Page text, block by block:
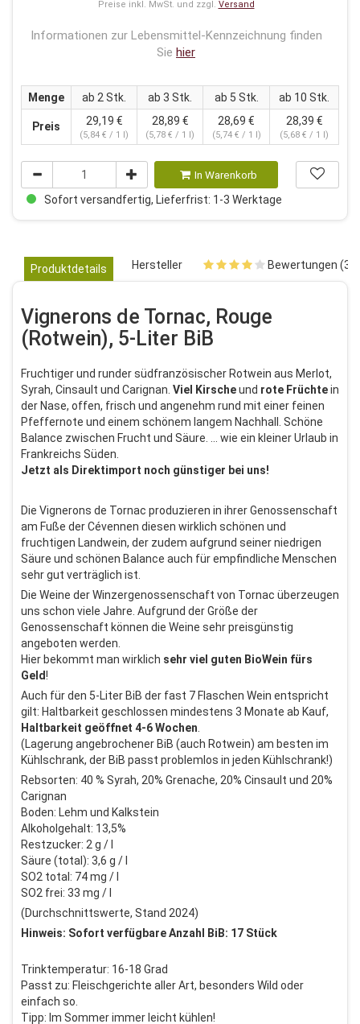
Preise inkl. MwSt. und zzgl. Versand
Informationen zur Lebensmittel-Kennzeichnung finden
Sie hier
Menge ab 2 Stk. ab 3 Stk. ab 5 Stk. ab 10 Stk.
Preis 29,19 €
(5,84 € / 1 l)
28,89 €
(5,78 € / 1 l)
28,69 €
(5,74 € / 1 l)
28,39 €
(5,68 € / 1 l)
In Warenkorb
Sofort versandfertig, Lieferfrist: 1-3 Werktage
Produktdetails Hersteller Bewertungen (3)
Vignerons de Tornac, Rouge
(Rotwein), 5-Liter BiB
Fruchtiger und runder südfranzösischer Rotwein aus Merlot,
Syrah, Cinsault und Carignan. Viel Kirscheund rote Früchtein
der Nase, offen, frisch und angenehm rund mit einer feinen
Pfeffernote und einem schönem langem Nachhall. Schöne
Balance zwischen Frucht und Säure. ... wie ein kleiner Urlaub in
Frankreichs Süden.
Jetzt als Direktimport noch günstiger bei uns!
Die Vignerons de Tornac produzieren in ihrer Genossenschaft
am Fuße der Cévennen diesen wirklich schönen und
fruchtigen Landwein, der zudem aufgrund seiner niedrigen
Säure und schönen Balance auch für empfindliche Menschen
sehr gut verträglich ist.
Die Weine der Winzergenossenschaft von Tornac überzeugen
uns schon viele Jahre. Aufgrund der Größe der
Genossenschaft können die Weine sehr preisgünstig
angeboten werden.
Hier bekommt man wirklich sehr viel guten BioWein fürs
Geld!
Auch für den 5-Liter BiB der fast 7 Flaschen Wein entspricht
gilt: Haltbarkeit geschlossen mindestens 3 Monate ab Kauf,
Haltbarkeit geöffnet 4-6 Wochen
(Lagerung angebrochener BiB (auch Rotwein) am besten im
Kühlschrank, der BiB passt problemlos in jeden Kühlschrank!)
Rebsorten: 40 % Syrah, 20% Grenache, 20% Cinsault und 20%
Carignan
Boden: Lehm und Kalkstein
Alkoholgehalt: 13,5%
Restzucker: 2 g / l
Säure (total): 3,6 g / l
SO2 total: 74 mg / l
SO2 frei: 33 mg / l
(Durchschnittswerte, Stand 2024)
Hinweis: Sofort verfügbare Anzahl BiB: 17 Stück
Trinktemperatur: 16-18 Grad
Passt zu: Fleischgerichte aller Art, besonders Wild oder
einfach so.
Tipp: Im Sommer immer leicht kühlen!